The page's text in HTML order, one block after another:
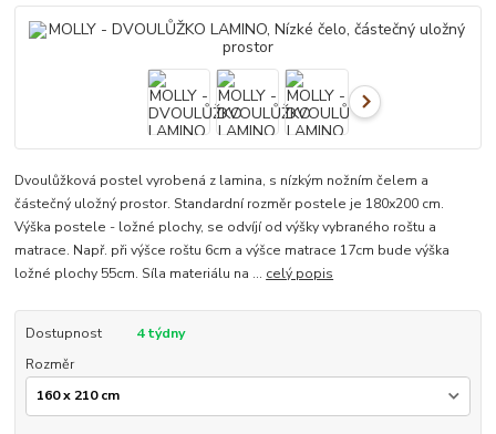
Dvoulůžková postel vyrobená z lamina, s nízkým nožním čelem a
částečný uložný prostor. Standardní rozměr postele je 180x200 cm.
Výška postele - ložné plochy, se odvíjí od výšky vybraného roštu a
matrace. Např. při výšce roštu 6cm a výšce matrace 17cm bude výška
ložné plochy 55cm. Síla materiálu na ... celý popis
Dostupnost
4 týdny
Rozměr